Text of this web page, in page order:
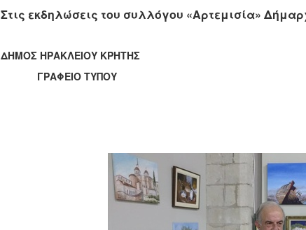
Στις εκδηλώσεις του συλλόγου «Αρτεμισία»
ΔΗΜΟΣ ΗΡΑΚΛΕΙΟΥ ΚΡΗΤΗΣ
ΓΡΑΦΕΙΟ ΤΥΠΟΥ